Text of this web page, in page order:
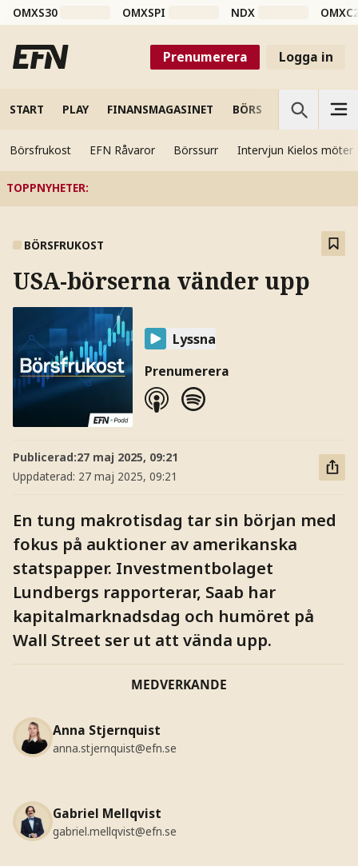
OMXS30 OMXSPI NDX
Prenumerera Logga in
START PLAY FINANSMAGASINET BÖRS VETENSKAP
Börsfrukost EFN Råvaror Börssurr Intervjun Kielos möter
TOPPNYHETER:
BÖRSFRUKOST
USA-börserna vänder upp
Lyssna
Prenumerera
Publicerad:27 maj 2025, 09:21
Uppdaterad: 27 maj 2025, 09:21
En tung makrotisdag tar sin början med
fokus på auktioner av amerikanska
statspapper. Investmentbolaget
Lundbergs rapporterar, Saab har
kapitalmarknadsdag och humöret på
Wall Street ser ut att vända upp.
MEDVERKANDE
Anna Stjernquist
anna.stjernquist@efn.se
Gabriel Mellqvist
gabriel.mellqvist@efn.se